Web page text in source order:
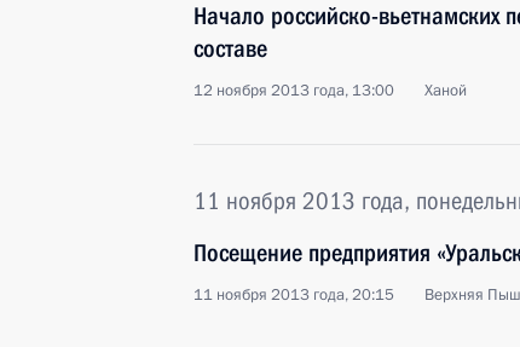
Начало российско-вьетнамских
составе
12 ноября 2013 года, 13:00 Ханой
11 ноября 2013 года,
Посещение предприятия
11 ноября 2013 года, 20:15 Верхняя